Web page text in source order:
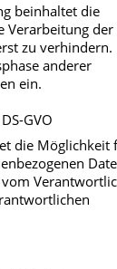
beinhaltet die
Verarbeitung
zu verhindern.
anderer
ein.
GVO
die Möglichkeit